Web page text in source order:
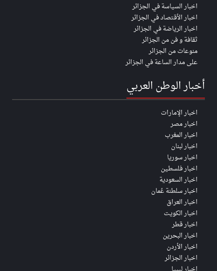
اخبار السياسة في الجزائر
اخبار الأقتصاد في الجزائر
اخبار الرياضة في الجزائر
ثقافة و فن من الجزائر
منوعات من الجزائر
على مدار الساعة في الجزائر
أخبار الوطن العربي
اخبار الإمارات
اخبار مصر
اخبار المغرب
اخبار لبنان
اخبار سوريا
اخبار فلسطين
اخبار السعودية
اخبار سلطنة عُمان
اخبار العراق
اخبار الكويت
اخبار قطر
اخبار البحرين
اخبار الأردن
اخبار الجزائر